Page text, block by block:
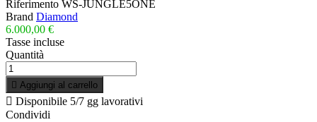
Riferimento WS-JUNGLE5ONE
Brand Diamond
6.000,00 €
Tasse incluse
Quantità
 Aggiungi al carrello
 Disponibile 5/7 gg lavorativi
Condividi